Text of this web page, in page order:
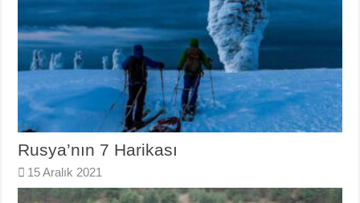
Rusya’nın 7 Harikası
15 Aralık 2021